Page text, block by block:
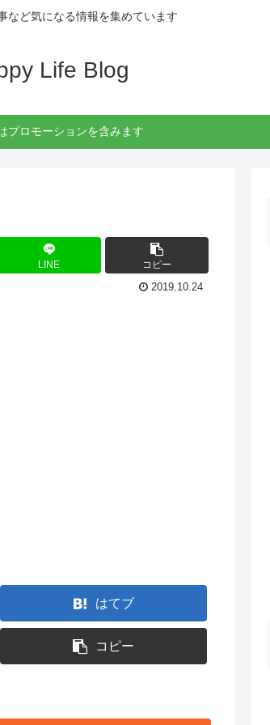
など気になる情報を集めています
Life Blog
プロモーションを含みます
LINE コピー
2019.10.24
はてブ
コピー